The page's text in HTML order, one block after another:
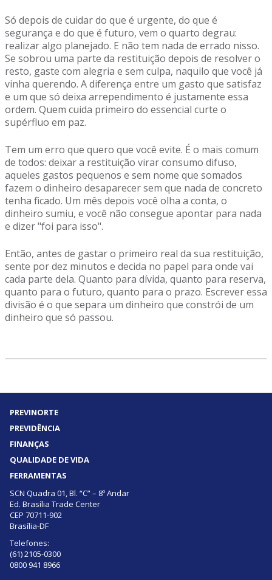
Só depois de cuidar do que é urgente, do que é
segurança e do que é futuro, vem o quarto degrau:
realizar algo planejado. E não tem nada de errado nisso.
Se sobrou uma parte da restituição depois de resolver o
resto, gaste com alegria e sem culpa, naquilo que você já
vinha querendo. A diferença entre um gasto que satisfaz
e um que só deixa arrependimento é justamente essa
ordem. Quem cuida primeiro do essencial curte o
supérfluo em paz.
Tem um erro que quero que você evite. É o mais comum
de todos: deixar a restituição virar consumo difuso,
aqueles gastos pequenos e sem nome que somados
fazem o dinheiro desaparecer sem que nada de concreto
tenha ficado. Um mês depois você olha a conta, o
dinheiro sumiu, e você não consegue apontar para nada
e dizer "foi para isso".
Então, antes de gastar o primeiro real da sua restituição,
sente por dez minutos e decida no papel para onde vai
cada parte dela. Quanto para dívida, quanto para reserva,
quanto para o futuro, quanto para o prazo. Escrever essa
divisão é o que separa um dinheiro que constrói de um
dinheiro que só passou.
PREVINORTE
PREVIDÊNCIA
FINANÇAS
QUALIDADE DE VIDA
FERRAMENTAS
SCN Quadra 01, Bl. “C” – 8º Andar
Ed. Brasília Trade Center
CEP 70711-902
Brasília-DF
Telefones:
(61) 2105-0300
0800 941 8966